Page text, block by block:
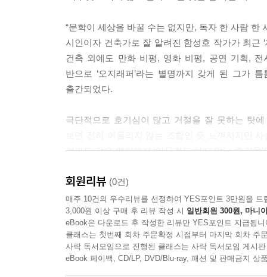
가을비, 박쥐우산
단순한 만남
성경책 읽어 오기
한 시인이 차려준 절밥
‘범 토끼’의 고뇌
“문학이 세상을 바꿀 수는 없지만, 독자 한 사람 한
시인이자 건축가로 잘 알려진 함성호 작가가 최근
건축 외에도 만화 비평, 영화 비평, 공연 기획,
반으로 ‘오지래퍼’라는 별명까지 갖게 된 그가
출간되었다.
극단적으로 호기심이 많고 거절을 잘 못하는 탓
것과도 같은 맥락에서 ‘아무것도 하지 않는 즐거움
그는 이 카툰 에세이집을 통해 지금까지 읽은 책
배운 것이라고 고백하고 있다. 니체가 쇼펜하
함성호에게는 만화가 그러했다. ‘허무’, ‘윤회’
만화를 통해 섭렵했노라 말한다. 오지래퍼라는
감지할 수 있는 모든 예술 활동을 통한 재미있는
회원리뷰 (0건)
매주 10건의 우수리뷰를 선정하여 YES포인트 3만원을 드
3,000원 이상 구매 후 리뷰 작성 시 일반회원 300원, 마니
eBook은 다운로드 후 작성한 리뷰만 YES포인트 지급됩니
클래스는 첫번째 회차 주문확정 시점부터 마지막 회차 주
사락 독서모임으로 진행된 클래스는 사락 독서모임 게시
eBook 페이백, CD/LP, DVD/Blu-ray, 패션 및 판매금지 상